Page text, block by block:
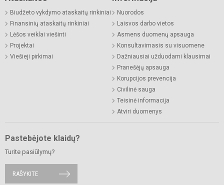
Biudžeto vykdymo ataskaitų rinkiniai
Finansinių ataskaitų rinkiniai
Lėšos veiklai viešinti
Projektai
Viešieji pirkimai
Nuorodos
Laisvos darbo vietos
Asmens duomenų apsauga
Konsultavimasis su visuomene
Dažniausiai užduodami klausimai
Pranešėjų apsauga
Korupcijos prevencija
Civilinė sauga
Teisinė informacija
Atviri duomenys
Pastebėjote klaidų?
Turite pasiūlymų?
RAŠYKITE